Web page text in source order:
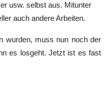
usw. selbst aus. Mitunter
auch andere Arbeiten.
wurden, muss nun noch der
es losgeht. Jetzt ist es fast